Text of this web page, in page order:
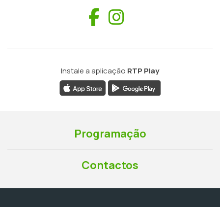
Facebook
Instale a aplicação RTP Play
Programação
Contactos